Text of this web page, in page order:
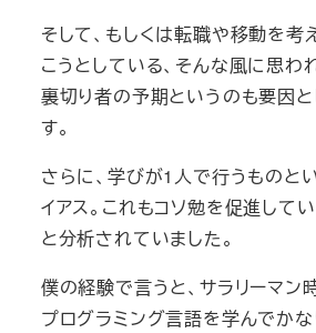
そして、もしくは転職や移動を考
こうとしている、そんな風に思わ
裏切り者の予期というのも要因
す。
さらに、学びが1人で行うものと
イアス。これもコソ勉を促進して
と分析されていました。
僕の経験で言うと、サラリーマン
プログラミング言語を学んでか